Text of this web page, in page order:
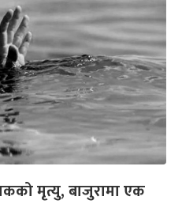
मृत्यु, बाजुरामा एक